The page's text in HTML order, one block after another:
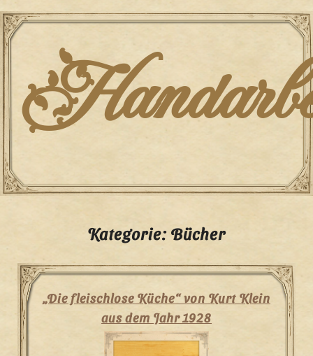
Skip
to
content
Kategorie: Bücher
„Die fleischlose Küche“ von Kurt Klein
aus dem Jahr 1928